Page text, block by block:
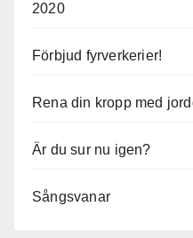
2020
Förbjud fyrverkerier!
Rena din kropp med
Är du sur nu igen?
Sångsvanar